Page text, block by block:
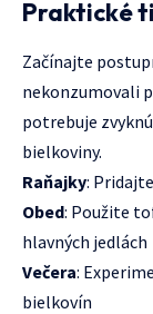
Praktické
Začínajte
nekonzumovali
potrebuje
bielkoviny.
Raňajky:
Obed: Použite
hlavných jedlách
Večera:
bielkovín